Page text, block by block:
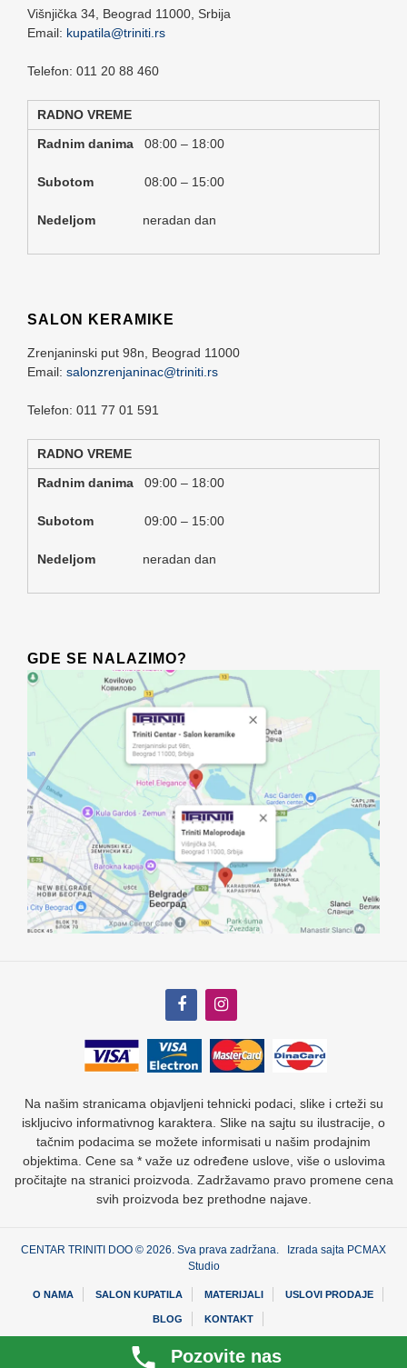
Višnjička 34, Beograd 11000, Srbija
Email: kupatila@triniti.rs
Telefon: 011 20 88 460
RADNO VREME
Radnim danima 08:00 – 18:00
Subotom 08:00 – 15:00
Nedeljom neradan dan
SALON KERAMIKE
Zrenjaninski put 98n, Beograd 11000
Email: salonzrenjaninac@triniti.rs
Telefon: 011 77 01 591
RADNO VREME
Radnim danima 09:00 – 18:00
Subotom 09:00 – 15:00
Nedeljom neradan dan
GDE SE NALAZIMO?
Na našim stranicama objavljeni tehnicki podaci, slike i crteži su
iskljucivo informativnog karaktera. Slike na sajtu su ilustracije, o
tačnim podacima se možete informisati u našim prodajnim
objektima. Cene sa * važe uz određene uslove, više o uslovima
pročitajte na stranici proizvoda. Zadržavamo pravo promene cena
svih proizvoda bez prethodne najave.
CENTAR TRINITI DOO © 2026. Sva prava zadržana. Izrada sajta PCMAX
Studio
O NAMA SALON KUPATILA MATERIJALI USLOVI PRODAJE
BLOG KONTAKT
Pozovite nas